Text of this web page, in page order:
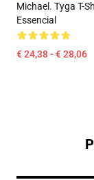
Michael. Tyga T-
Essencial
€ 24,38 - € 28,06